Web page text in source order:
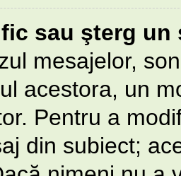
sau şterg un
mesajelor,
acestora, un
Pentru a
din subiect;